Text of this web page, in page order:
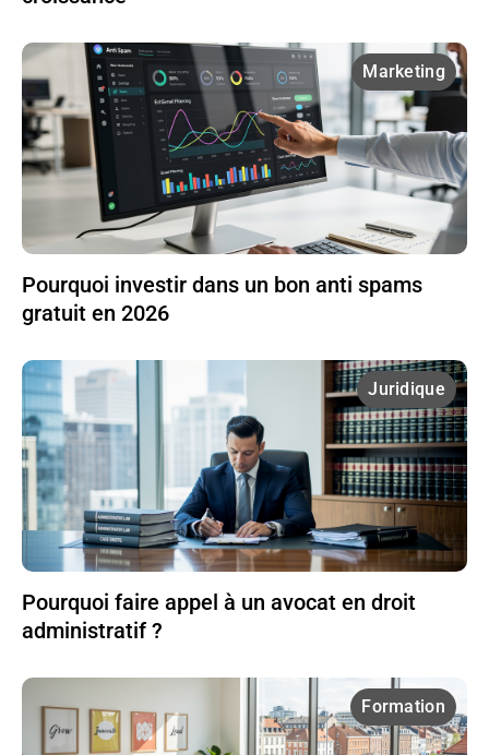
Marketing
Pourquoi investir dans un bon anti spams
gratuit en 2026
Juridique
Pourquoi faire appel à un avocat en droit
administratif ?
Formation